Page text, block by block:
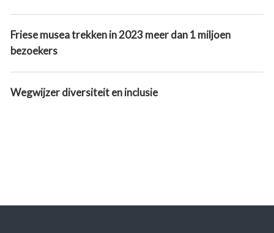
Friese musea trekken in 2023 meer dan 1 miljoen
bezoekers
Wegwijzer diversiteit en inclusie